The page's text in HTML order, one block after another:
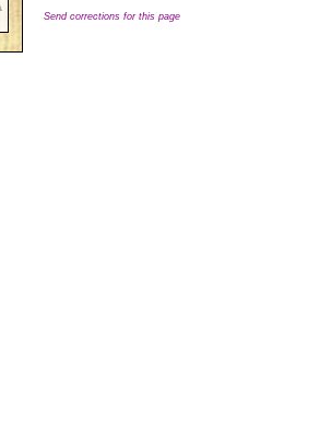
Send corrections for this page